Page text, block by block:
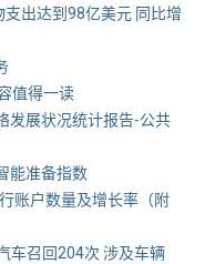
出达到98亿美元 同比增
值得一读
发展状况统计报告-公共
能准备指数
账户数量及增长率（附
车召回204次 涉及车辆